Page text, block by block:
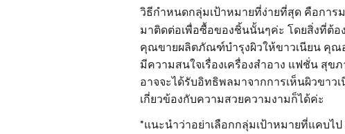
วิธีกำหนดกลุ่มเป้าหมายที่ง่ายที่สุด คือการ
มาติดต่อเพื่อซื้อของชิ้นนั้นๆค่ะ โดยสิ่งที่ต้อ
คุณขายผลิตภัณฑ์บำรุงผิวให้ขาวเนียน คุณ
มีความสนใจเรื่องเครื่องสำอาง แฟชั่น สุข
อาจจะได้รับอิทธิพลมาจากการเห็นผิวขาว
เกี่ยวข้องกับความสวยความงามก็ได้ค่ะ
*แนะนำว่าอย่าเลือกกลุ่มเป้าหมายที่แคบไ